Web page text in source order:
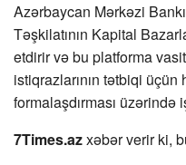
Azərbaycan Mərkəzi
Təşkilatının Kapital
etdirir və bu platforma
istiqrazlarının tətbiqi
formalaşdırması üzərində
7Times.azxəbər verir ki,